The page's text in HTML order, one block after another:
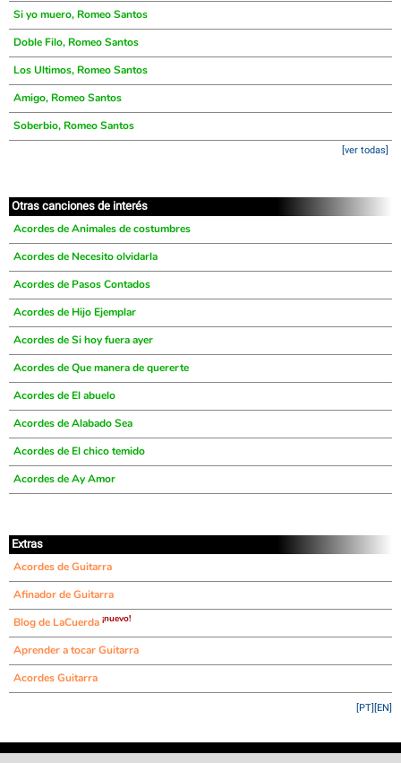
Si yo muero, Romeo Santos
Doble Filo, Romeo Santos
Los Ultimos, Romeo Santos
Amigo, Romeo Santos
Soberbio, Romeo Santos
[ver todas]
Otras canciones de interés
Acordes de Animales de costumbres
Acordes de Necesito olvidarla
Acordes de Pasos Contados
Acordes de Hijo Ejemplar
Acordes de Si hoy fuera ayer
Acordes de Que manera de quererte
Acordes de El abuelo
Acordes de Alabado Sea
Acordes de El chico temido
Acordes de Ay Amor
Extras
Acordes de Guitarra
Afinador de Guitarra
Blog de LaCuerda ¡nuevo!
Aprender a tocar Guitarra
Acordes Guitarra
[EN]
[PT]